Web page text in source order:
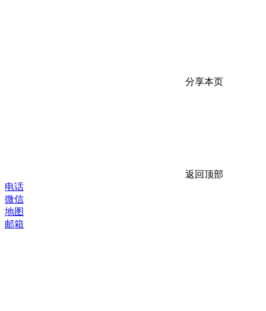
分享本页
返回顶部
电话
微信
地图
邮箱